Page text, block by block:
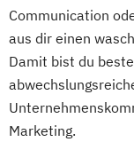
Communication
aus dir einen
Damit bist du
Marketing.